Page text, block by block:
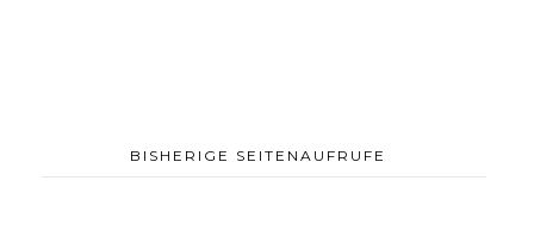
BISHERIGE SEITENAUFRUFE